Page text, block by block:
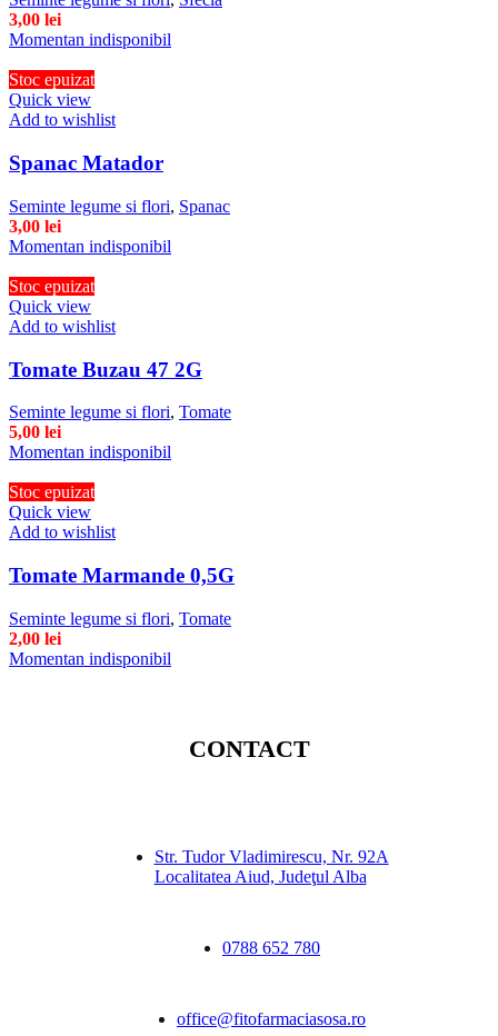
3,00 lei
Momentan indisponibil
Stoc epuizat
Quick view
Add to wishlist
Spanac Matador
Seminte legume si flori, Spanac
3,00 lei
Momentan indisponibil
Stoc epuizat
Quick view
Add to wishlist
Tomate Buzau 47 2G
Seminte legume si flori, Tomate
5,00 lei
Momentan indisponibil
Stoc epuizat
Quick view
Add to wishlist
Tomate Marmande 0,5G
Seminte legume si flori, Tomate
2,00 lei
Momentan indisponibil
CONTACT
Str. Tudor Vladimirescu, Nr. 92A
Localitatea Aiud, Judeţul Alba
0788 652 780
office@fitofarmaciasosa.ro